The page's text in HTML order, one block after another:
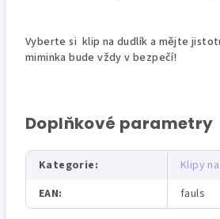
Vyberte si klip na dudlík a mějte
miminka bude vždy v bezpečí!
Doplňkové parametry
Kategorie:
Klipy
EAN: fauls